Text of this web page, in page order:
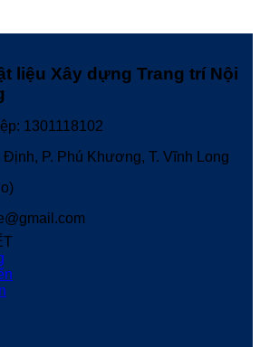
liệu Xây dựng Trang trí Nội
1301118102
P. Phú Khương, T. Vĩnh Long